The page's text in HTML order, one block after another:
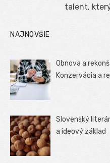
talent,
NAJNOVŠIE
Obnova a
Konzervácia a
Slovenský
a ideový základ